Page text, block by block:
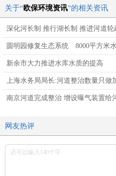
关于“欧保环境资讯”的相关资讯
深化河长制 推行湖长制 推进河道
圆明园修复生态系统 8000平方米
新余市大力推进水库水质的提高
上海水务局局长:河道整治数量只做
南京河道完成整治 增设曝气装置给
网友热评